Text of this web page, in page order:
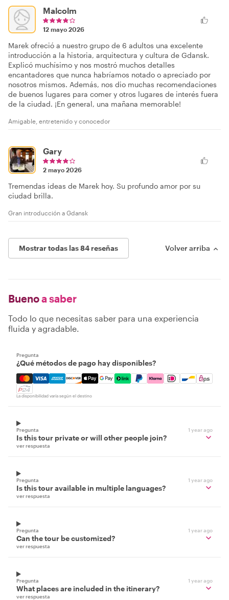
Malcolm
12 mayo 2026
Marek ofreció a nuestro grupo de 6 adultos una excelente
introducción a la historia, arquitectura y cultura de Gdansk.
Explicó muchísimo y nos mostró muchos detalles
encantadores que nunca habríamos notado o apreciado por
nosotros mismos. Además, nos dio muchas recomendaciones
de buenos lugares para comer y otros lugares de interés fuera
de la ciudad. ¡En general, una mañana memorable!
Amigable, entretenido y conocedor
Gary
2 mayo 2026
Tremendas ideas de Marek hoy. Su profundo amor por su
ciudad brilla.
Gran introducción a Gdansk
Mostrar todas las 84 reseñas Volver arriba
Buenoa saber
Todo lo que necesitas saber para una experiencia
fluida y agradable.
Pregunta
¿Qué métodos de pago hay disponibles?
Mastercard, Visa, Amex, Discover, Apple Pay, Google
La disponibilidad varía según el destino
Pregunta 1 year ago
Is this tour private or will other people join?
ver respuesta
Pregunta 1 year ago
Is this tour available in multiple languages?
ver respuesta
Pregunta 1 year ago
Can the tour be customized?
ver respuesta
Pregunta 1 year ago
What places are included in the itinerary?
ver respuesta